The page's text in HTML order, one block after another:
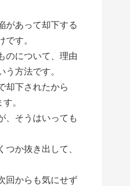
があって却下する
す。
のについて、理由
方法です。
却下されたから
。
、そうはいっても
か抜き出して、
回からも気にせず